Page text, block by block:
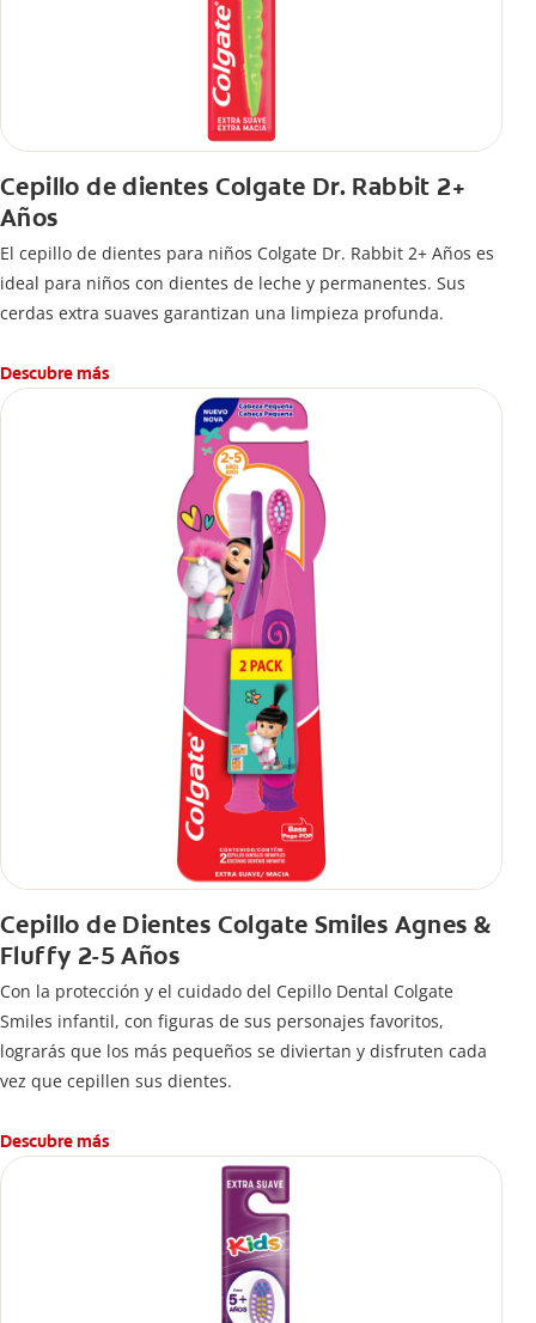
Cepillo de dientes Colgate Dr. Rabbit 2+
Años
El cepillo de dientes para niños Colgate Dr. Rabbit 2+ Años es
ideal para niños con dientes de leche y permanentes. Sus
cerdas extra suaves garantizan una limpieza profunda.
Descubre más
Cepillo de Dientes Colgate Smiles Agnes &
Fluffy 2-5 Años
Con la protección y el cuidado del Cepillo Dental Colgate
Smiles infantil, con figuras de sus personajes favoritos,
lograrás que los más pequeños se diviertan y disfruten cada
vez que cepillen sus dientes.
Descubre más